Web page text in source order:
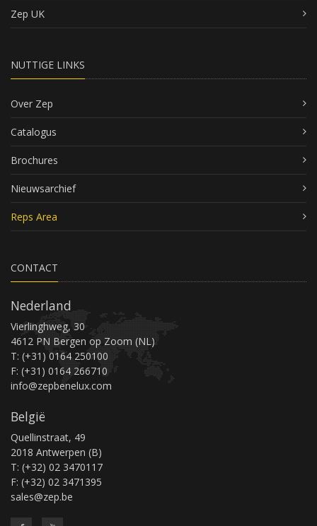
Zep UK
NUTTIGE LINKS
Over Zep
Catalogus
Brochures
Nieuwsarchief
Reps Area
CONTACT
Nederland
Vierlinghweg, 30
4612 PN Bergen op Zoom (NL)
T: (+31) 0164 250100
F: (+31) 0164 266710
info@zepbenelux.com
België
Quellinstraat, 49
2018 Antwerpen (B)
T: (+32) 02 3470117
F: (+32) 02 3471395
sales@zep.be